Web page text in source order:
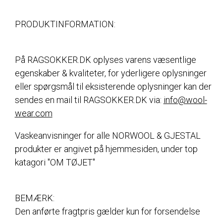
PRODUKTINFORMATION:
På RAGSOKKER.DK oplyses varens væsentlige
egenskaber & kvaliteter, for yderligere oplysninger
eller spørgsmål til eksisterende oplysninger kan der
sendes en mail til RAGSOKKER.DK via: info@wool-
wear.com
Vaskeanvisninger for alle NORWOOL & GJESTAL
produkter er angivet på hjemmesiden, under top
katagori "OM TØJET"
BEMÆRK:
Den anførte fragtpris gælder kun for forsendelse